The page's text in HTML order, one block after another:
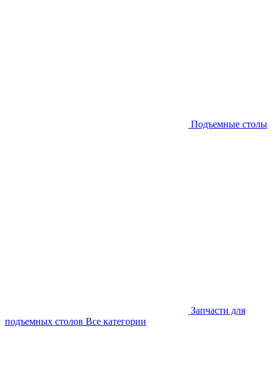
Подъемные столы
Запчасти для
подъемных столов Все категории